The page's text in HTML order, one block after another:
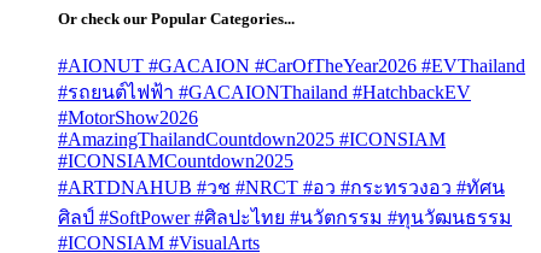
Or check our Popular Categories...
#AIONUT #GACAION #CarOfTheYear2026 #EVThailand
#รถยนต์ไฟฟ้า #GACAIONThailand #HatchbackEV
#MotorShow2026
#AmazingThailandCountdown2025 #ICONSIAM
#ICONSIAMCountdown2025
#ARTDNAHUB #วช #NRCT #อว #กระทรวงอว #ทัศน
ศิลป์ #SoftPower #ศิลปะไทย #นวัตกรรม #ทุนวัฒนธรรม
#ICONSIAM #VisualArts